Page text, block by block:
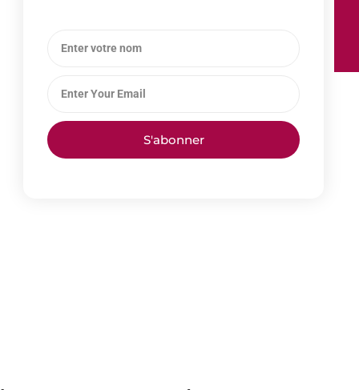
S'abonner